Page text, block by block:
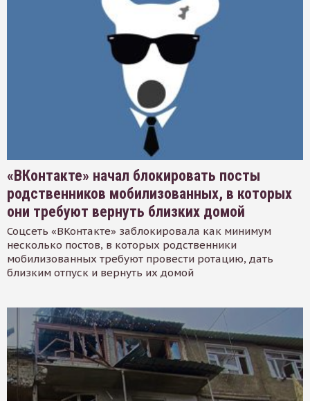
«ВКонтакте» начал блокировать посты
родственников мобилизованных, в которых
они требуют вернуть близких домой
Соцсеть «ВКонтакте» заблокировала как минимум
несколько постов, в которых родственники
мобилизованных требуют провести ротацию, дать
близким отпуск и вернуть их домой